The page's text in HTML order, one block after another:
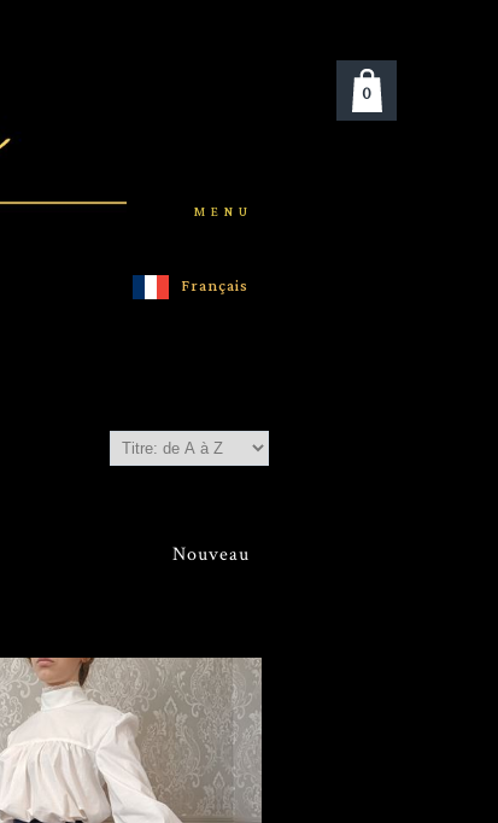
Français
MENU
Nouveau
0